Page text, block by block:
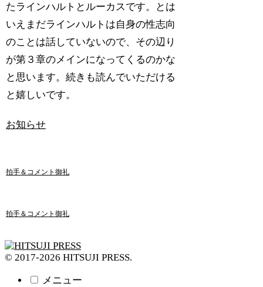
たラインハルトとルーカスです。とは
いえまだラインハルトは自身の性志向
のことは話していないので、その辺り
が第３章のメインになってくるのかな
と思います。続きも読んでいただける
と嬉しいです。
お知らせ
拍手＆コメント御礼
拍手＆コメント御礼
© 2017-2026 HITSUJI PRESS.
メニュー